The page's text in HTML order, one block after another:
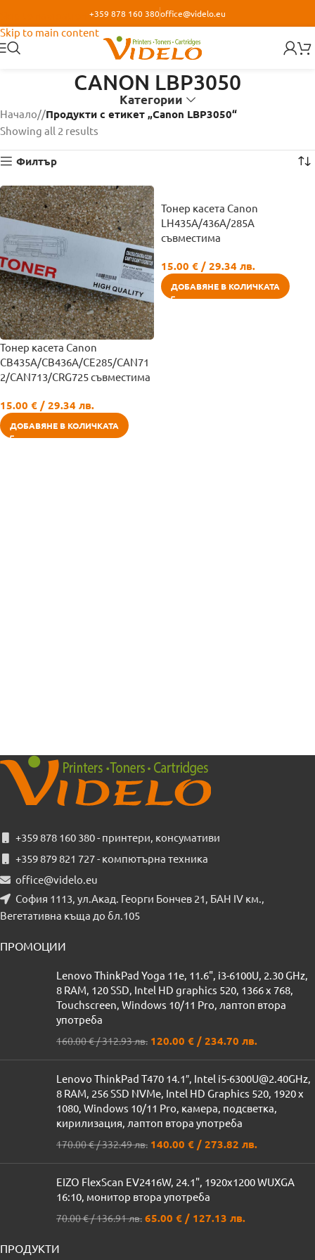
Skip to main content
+359 878 160 380office@videlo.eu
CANON LBP3050
Категории
Начало/ Продукти с етикет „Canon LBP3050“
Showing all 2 results
Филтър
Тонер касета Canon
CB435A/CB436A/CE285/CAN71
2/CAN713/CRG725 съвместимa
15.00 € / 29.34 лв.
ДОБАВЯНЕ В КОЛИЧКАТА
Тонер касета Canon
LH435A/436A/285A
съвместима
15.00 € / 29.34 лв.
ДОБАВЯНЕ В КОЛИЧКАТА
+359 878 160 380 - принтери, консумативи
+359 879 821 727 - компютърна техника
office@videlo.eu
София 1113, ул.Акад. Георги Бончев 21, БАН IV км.,
Вегетативна къща до бл.105
ПРОМОЦИИ
Lenovo ThinkPad Yoga 11e, 11.6", i3-6100U, 2.30 GHz,
8 RAM, 120 SSD, Intel HD graphics 520, 1366 x 768,
Touchscreen, Windows 10/11 Pro, лаптоп втора
употреба
160.00€/ 312.93 лв. 120.00 € / 234.70 лв.
Lenovo ThinkPad T470 14.1″, Intel i5-6300U@2.40GHz,
8 RAM, 256 SSD NVMe, Intel HD Graphics 520, 1920 x
1080, Windows 10/11 Pro, камера, подсветка,
кирилизация, лаптоп втора употреба
170.00€/ 332.49 лв. 140.00 € / 273.82 лв.
EIZO FlexScan EV2416W, 24.1", 1920x1200 WUXGA
16:10, монитор втора употреба
70.00€/ 136.91 лв. 65.00 € / 127.13 лв.
ПРОДУКТИ